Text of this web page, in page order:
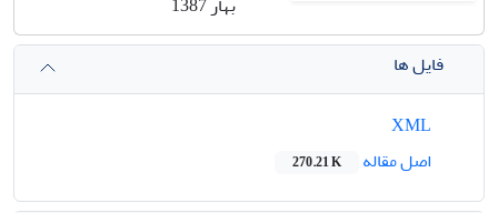
فایل ها
اصل مقاله
270.21 K